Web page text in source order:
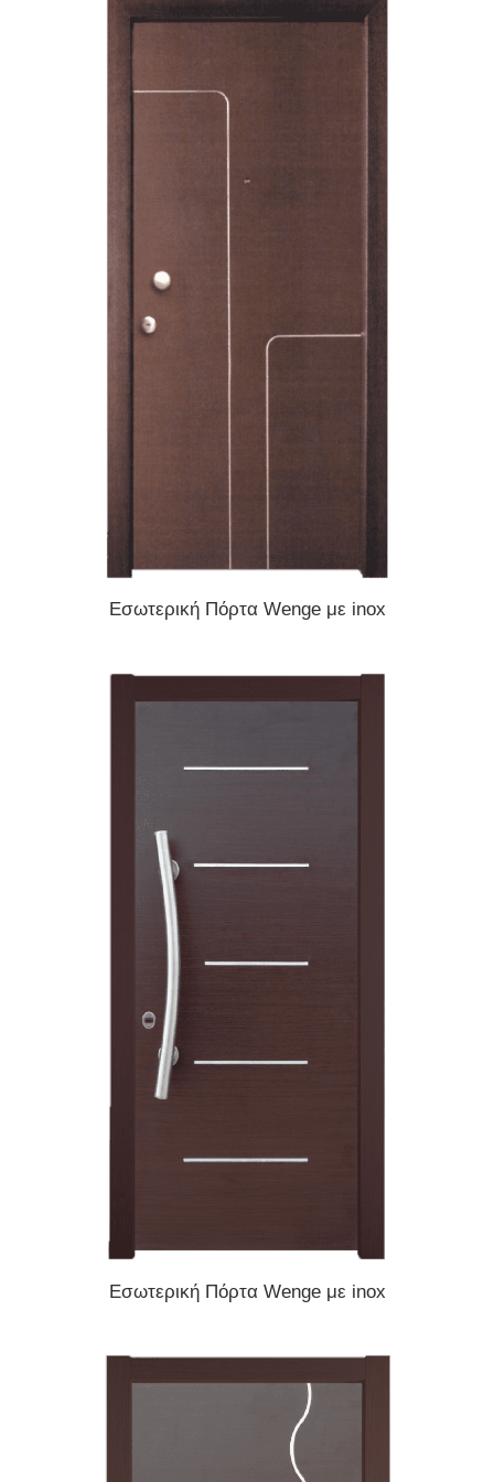
READ MORE
Εσωτερική Πόρτα Wenge με inox
READ MORE
Εσωτερική Πόρτα Wenge με inox